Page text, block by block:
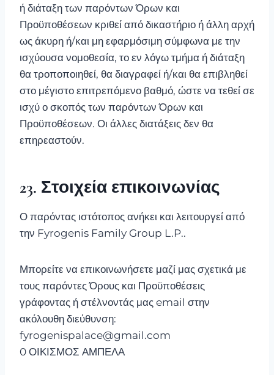
ή διάταξη των παρόντων Όρων και
Προϋποθέσεων κριθεί από δικαστήριο ή άλλη αρχή
ως άκυρη ή/και μη εφαρμόσιμη σύμφωνα με την
ισχύουσα νομοθεσία, το εν λόγω τμήμα ή διάταξη
θα τροποποιηθεί, θα διαγραφεί ή/και θα επιβληθεί
στο μέγιστο επιτρεπόμενο βαθμό, ώστε να τεθεί σε
ισχύ ο σκοπός των παρόντων Όρων και
Προϋποθέσεων. Οι άλλες διατάξεις δεν θα
επηρεαστούν.
23. Στοιχεία επικοινωνίας
Ο παρόντας ιστότοπος ανήκει και λειτουργεί από
την Fyrogenis Family Group L.P..
Μπορείτε να επικοινωνήσετε μαζί μας σχετικά με
τους παρόντες Όρους και Προϋποθέσεις
γράφοντας ή στέλνοντάς μας email στην
ακόλουθη διεύθυνση:
fyrogenispalace@gmail.com
0 ΟΙΚΙΣΜΟΣ ΑΜΠΕΛΑ